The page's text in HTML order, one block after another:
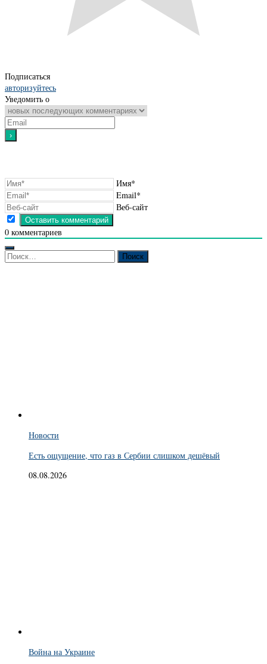
Подписаться
авторизуйтесь
Уведомить о
Имя*
Email*
Веб-сайт
0 комментариев
Найти:
Новости
Есть ощущение, что газ в Сербии слишком дешёвый
08.08.2026
Война на Украине